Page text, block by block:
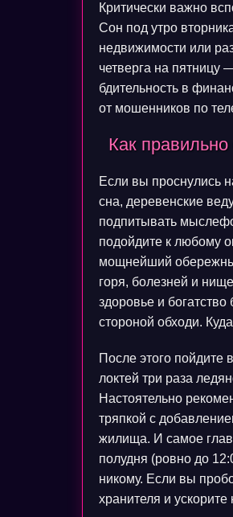
Критически важно
Сон под утро
недвижимости или
четверга на пятницу
бдительность в
от мошенников по
Как
Если вы проснулись
сна, деревенские
подпитывать
подойдите к любому
мощнейший
горя, болезней и
здоровье и
стороной обходи.
После этого пойдите
локтей три раза
Настоятельно
тряпкой с
жилища. И самое
полудня (ровно до
никому. Если вы
хранителя и